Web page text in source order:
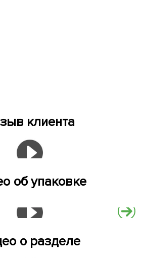
клиента
об упаковке
о разделе